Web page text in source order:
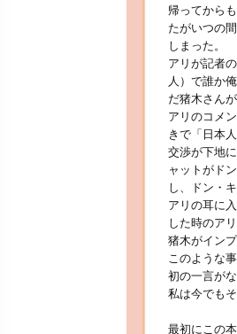
帰ってから
たがいつの
しまった。
アリが記者
人）で誰か
だ猪木さん
アリのコメ
きで「日本
交渉が下地
ャットがド
し、ドン・
アリの耳に
した時のア
猪木がイン
このような
初の一言が
私は今でも
最初にこの